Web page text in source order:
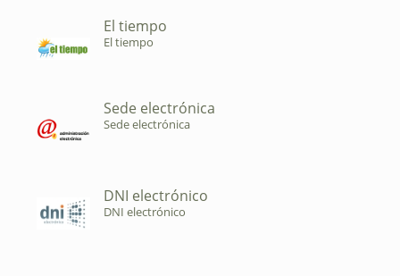
El tiempo
El tiempo
Sede electrónica
Sede electrónica
DNI electrónico
DNI electrónico